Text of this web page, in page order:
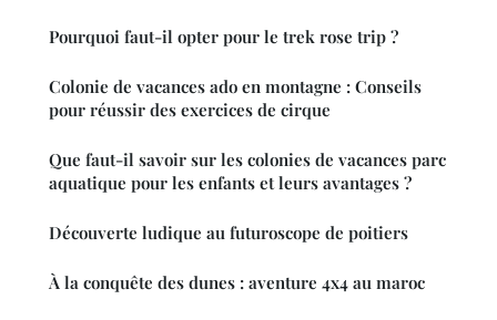
Pourquoi faut-il opter pour le trek rose trip ?
Colonie de vacances ado en montagne : Conseils
pour réussir des exercices de cirque
Que faut-il savoir sur les colonies de vacances parc
aquatique pour les enfants et leurs avantages ?
Découverte ludique au futuroscope de poitiers
À la conquête des dunes : aventure 4x4 au maroc